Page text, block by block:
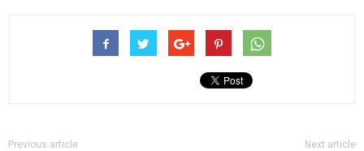
Previous article Next article